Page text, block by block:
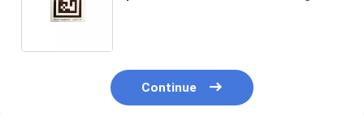
Continue